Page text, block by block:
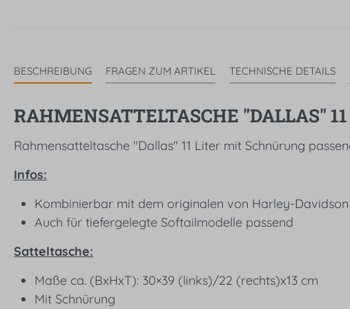
BESCHREIBUNG FRAGEN ZUM ARTIKEL TECHNISCHE DETAILS
RAHMENSATTELTASCHE "DALLAS"
Rahmensatteltasche "Dallas" 11 Liter mit Schnürung
Infos:
Kombinierbar mit dem originalen von Harley-
Auch für tiefergelegte Softailmodelle passend
Satteltasche:
Maße ca. (BxHxT): 30×39 (links)/22 (rechts)x13 cm
Mit Schnürung